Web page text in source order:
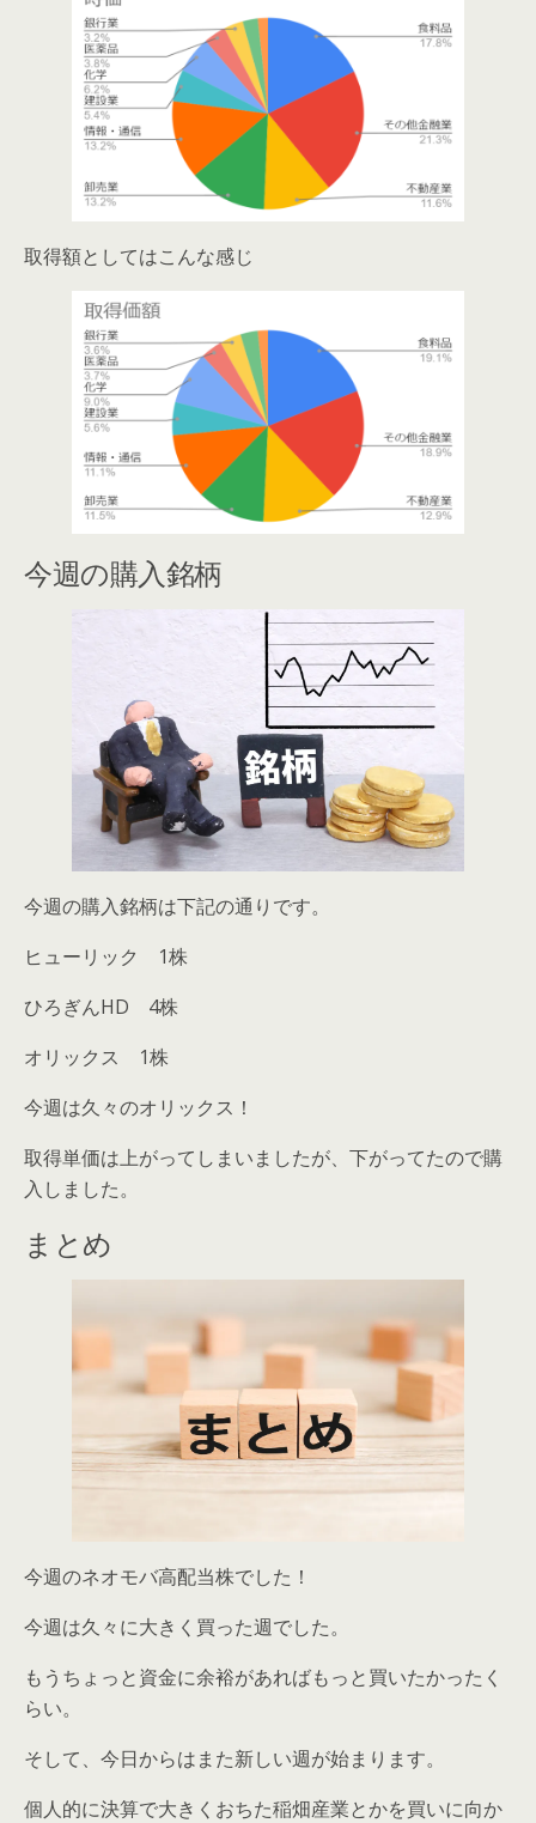
取得額としてはこんな感じ
今週の購入銘柄
今週の購入銘柄は下記の通りです。
ヒューリック 1株
ひろぎんHD 4株
オリックス 1株
今週は久々のオリックス！
取得単価は上がってしまいましたが、下がってたので購
入しました。
まとめ
今週のネオモバ高配当株でした！
今週は久々に大きく買った週でした。
もうちょっと資金に余裕があればもっと買いたかったく
らい。
そして、今日からはまた新しい週が始まります。
個人的に決算で大きくおちた稲畑産業とかを買いに向か